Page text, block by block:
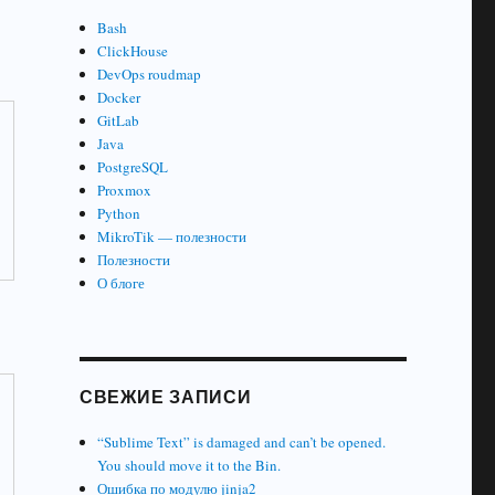
Bash
ClickHouse
DevOps roudmap
Docker
GitLab
Java
PostgreSQL
Proxmox
Python
MikroTik — полезности
Полезности
О блоге
СВЕЖИЕ ЗАПИСИ
“Sublime Text” is damaged and can’t be opened.
You should move it to the Bin.
Ошибка по модулю jinja2